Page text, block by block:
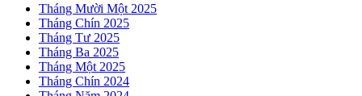
Tháng Mười Một 2025
Tháng Chín 2025
Tháng Tư 2025
Tháng Ba 2025
Tháng Một 2025
Tháng Chín 2024